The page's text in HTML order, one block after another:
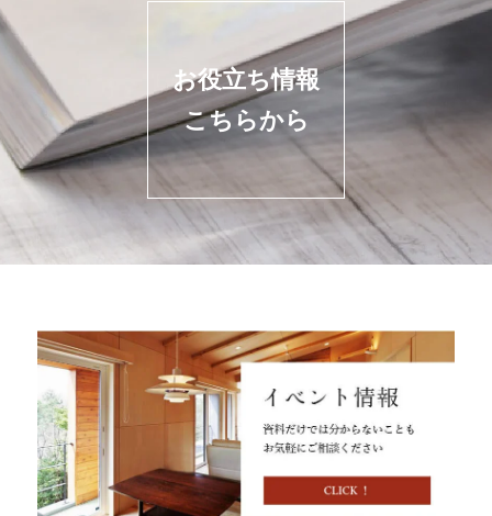
お役立ち情報
こちらから